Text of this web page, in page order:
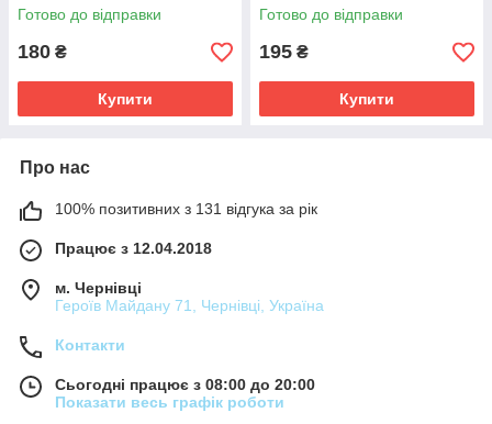
Готово до відправки
180 ₴
Купити
Готово до відправки
195 ₴
Купити
Про нас
100% позитивних з 131 відгука за рік
Працює з 12.04.2018
м. Чернівці
Героїв Майдану 71, Чернівці, Україна
Контакти
Сьогодні працює з 08:00 до 20:00
Показати весь графік роботи